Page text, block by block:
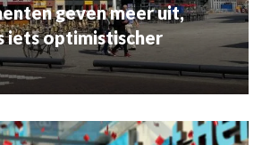
geven meer uit,
iets optimistischer